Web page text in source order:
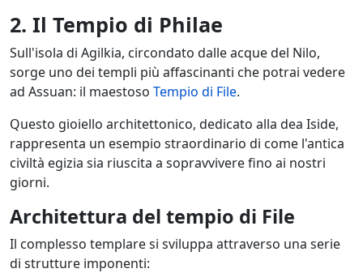
2. Il Tempio di Philae
Sull'isola di Agilkia, circondato dalle acque del Nilo,
sorge uno dei templi più affascinanti che potrai vedere
ad Assuan: il maestoso Tempio di File.
Questo gioiello architettonico, dedicato alla dea Iside,
rappresenta un esempio straordinario di come l'antica
civiltà egizia sia riuscita a sopravvivere fino ai nostri
giorni.
Architettura del tempio di File
Il complesso templare si sviluppa attraverso una serie
di strutture imponenti: